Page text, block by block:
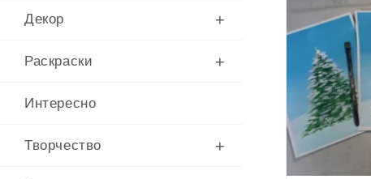
Декор
Раскраски
Интересно
Творчество